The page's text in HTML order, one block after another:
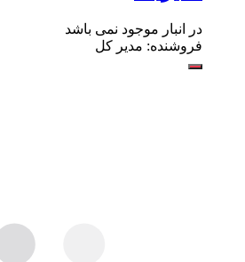
در انبار موجود نمی باشد
فروشنده: مدیر کل